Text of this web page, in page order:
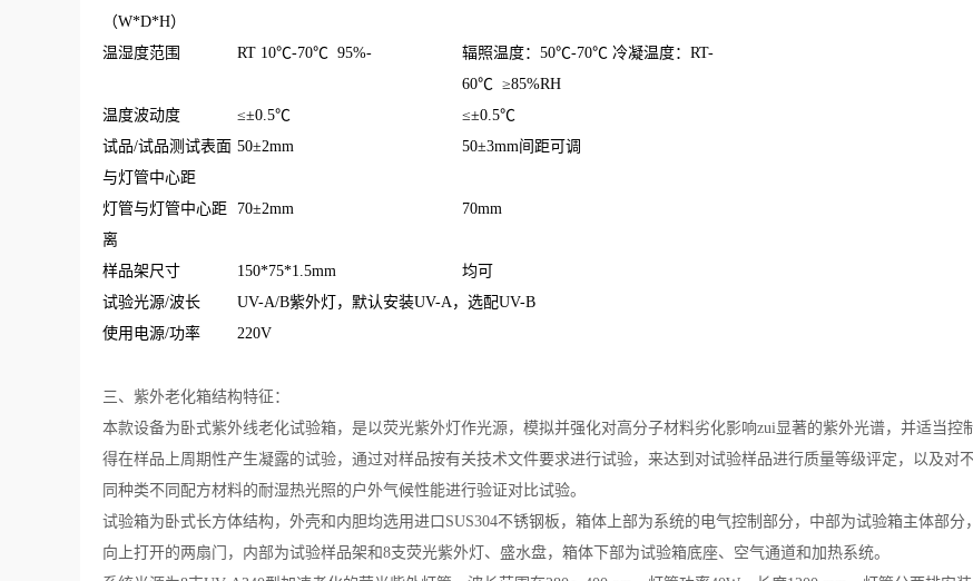
（W*D*H）
温湿度范围 RT 10℃-70℃ 95%-
辐照温度：50℃-70℃ 冷凝温度：RT-
60℃ ≥85%RH
温度波动度
≤±0.5℃
≤±0.5℃
试品/试品测试表面
与灯管中心距
50±2mm 50±3mm间距可调
灯管与灯管中心距
离
70±2mm 70mm
样品架尺寸 150*75*1.5mm
均可
试验光源/波长
UV-A/B紫外灯，默认安装UV-A，选配UV-B
使用电源/功率
220V
三、紫外老化箱结构特征：
本款设备为卧式紫外线老化试验箱，是以荧光紫外灯作光源，模拟并强化对高分子材料劣化影响zui显著的紫外光谱，并适当控
得在样品上周期性产生凝露的试验，通过对样品按有关技术文件要求进行试验，来达到对试验样品进行质量等级评定，以及对
同种类不同配方材料的耐湿热光照的户外气候性能进行验证对比试验。
试验箱为卧式长方体结构，外壳和内胆均选用进口SUS304不锈钢板，箱体上部为系统的电气控制部分，中部为试验箱主体部分
向上打开的两扇门，内部为试验样品架和8支荧光紫外灯、盛水盘，箱体下部为试验箱底座、空气通道和加热系统。